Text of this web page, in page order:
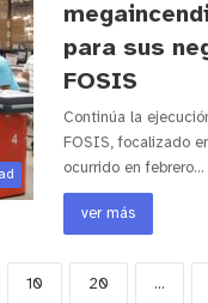
para sus
FOSIS
Continúa la
FOSIS, focalizado
ocurrido en febrero…
ver más
10 20 ...